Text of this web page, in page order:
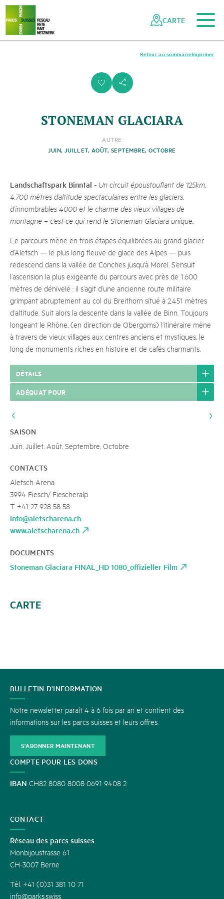
Naviguer
dans
réseau
Navigation
rapide
Vers le contenu principal
Vers la navigation mobile
Vers la recherche
Vers la zone des pieds
Vers le plan du site
CARTE
i s
Imprimer
Retour au sommaire
STONEMAN GLACIARA
AUTRE
JUIN, JUILLET, AOÛT, SEPTEMBRE, OCTOBRE
Landschaftspark Binntal - Un circuit époustouflant de 125km,
4.700 mètres d’altitude spectaculaires entre les glaciers,
d’innombrables 4000 et le charme des vieux villages de
montagne – c’est ce qui rend le Stoneman Glaciara unique.
Le parcours mène en trois étapes équilibrées au grand glacier
d’Aletsch — le plus long fleuve de glace des Alpes — puis
redescend dans la vallée de Conches jusqu'à Mörel. S’ensuit
l’ascension la plus exigeante du parcours avec près de 1.600
mètres de dénivelé : il s’agit d’une ancienne route militaire
grimpant abruptement au col du Breithorn situé à 2.451 mètres
d’altitude. Suit alors la descente dans la vallée de Binn. Toujours
longeant le Rhône, (en direction de Obergoms) l’itinéraire mène
à travers de vieux villages aux centres anciens et mystiques, le
long de monuments riches en histoire et de cafés charmants.
DÉTAILS
ADÉQUAT POUR
SAISON
Juin, Juillet, Août, Septembre, Octobre
CONTACTS
Aletsch Arena
3994 Fiesch/ Fiescheralp
T +41 27 928 58 58
info@aletscharena.ch
www.aletscharena.ch
DOCUMENTS
Stoneman Glaciara FINAL_HD 1080_offizieller Film
CARTE
CONTACT
BULLETIN D'INFORMATION
Notre newsletter paraît 4 à 6 fois par an et contient des
informations sur les parcs suisses et leurs offres.
S'ABONNER MAINTENANT
COMPTE POUR LES DONS
IBAN CH82 8080 8008 0691 9408 2
CONTACT
Réseau des parcs suisses
Monbijoustrasse 61
CH-3007 Berne
Tél. +41 (0)31 381 10 71
info@parks.swiss